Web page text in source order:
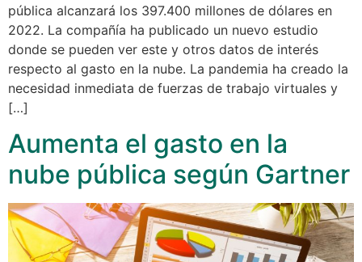
pública alcanzará los 397.400 millones de dólares en
2022. La compañía ha publicado un nuevo estudio
donde se pueden ver este y otros datos de interés
respecto al gasto en la nube. La pandemia ha creado la
necesidad inmediata de fuerzas de trabajo virtuales y
[…]
Aumenta el gasto en la
nube pública según Gartner